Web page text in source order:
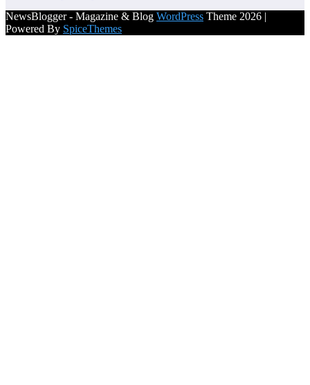
NewsBlogger - Magazine & Blog WordPress Theme 2026 |
Powered By SpiceThemes